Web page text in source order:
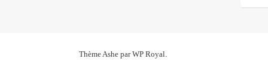
Thème Ashe parWP Royal.